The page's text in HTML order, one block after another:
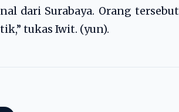
dari Surabaya. Orang tersebut
tukas Iwit. (yun).